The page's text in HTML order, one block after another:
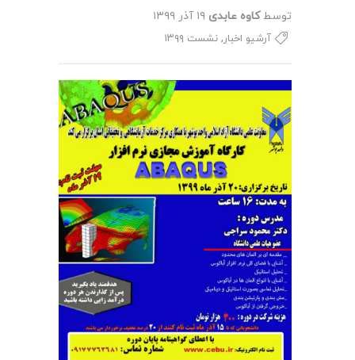
توسطکاوه عابدی ۱۹ آذر ۱۳۹۹
آرشیو اخبار, نشست ۱۳۹۹